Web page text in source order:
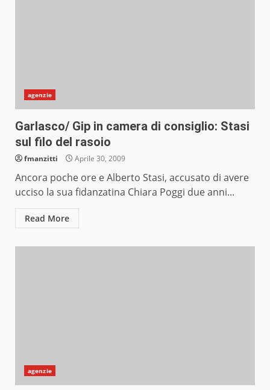
agenzie
Garlasco/ Gip in camera di consiglio: Stasi
sul filo del rasoio
fmanzitti Aprile 30, 2009
Ancora poche ore e Alberto Stasi, accusato di avere
ucciso la sua fidanzatina Chiara Poggi due anni...
Read More
agenzie